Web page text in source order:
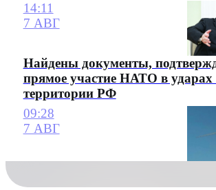
14:11
7 АВГ
Найдены документы,
прямое участие НАТО в ударах
территории РФ
09:28
7 АВГ